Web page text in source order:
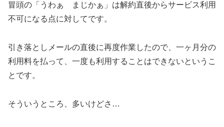
冒頭の「うわぁ まじかぁ」は解約直後からサービス利用
不可になる点に対してです。
引き落としメールの直後に再度作業したので、一ヶ月分の
利用料を払って、一度も利用することはできないというこ
とです。
そういうところ、多いけどさ…